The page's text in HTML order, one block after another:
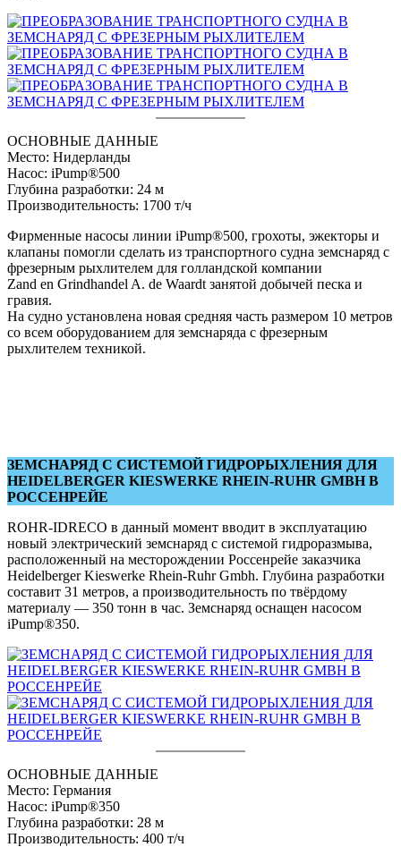
ОСНОВНЫЕ ДАННЫЕ
Место: Нидерланды
Насос: iPump®500
Глубина разработки: 24 м
Производительность: 1700 т/ч
Фирменные насосы линии iPump®500, грохоты, эжекторы и
клапаны помогли сделать из транспортного судна земснаряд с
фрезерным рыхлителем для голландской компании
Zand en Grindhandel A. de Waardt занятой добычей песка и
гравия.
На судно установлена новая средняя часть размером 10 метров
со всем оборудованием для земснаряда с фрезерным
рыхлителем техникой.
ЗЕМСНАРЯД С СИСТЕМОЙ ГИДРОРЫХЛЕНИЯ ДЛЯ
HEIDELBERGER KIESWERKE RHEIN-RUHR GMBH В
РОССЕНРЕЙЕ
ROHR-IDRECO в данный момент вводит в эксплуатацию
новый электрический земснаряд с системой гидроразмыва,
расположенный на месторождении Россенрейе заказчика
Heidelberger Kieswerke Rhein-Ruhr Gmbh. Глубина разработки
составит 31 метров, а производительность по твёрдому
материалу — 350 тонн в час. Земснаряд оснащен насосом
iPump®350.
ОСНОВНЫЕ ДАННЫЕ
Место: Германия
Насос: iPump®350
Глубина разработки: 28 м
Производительность: 400 т/ч